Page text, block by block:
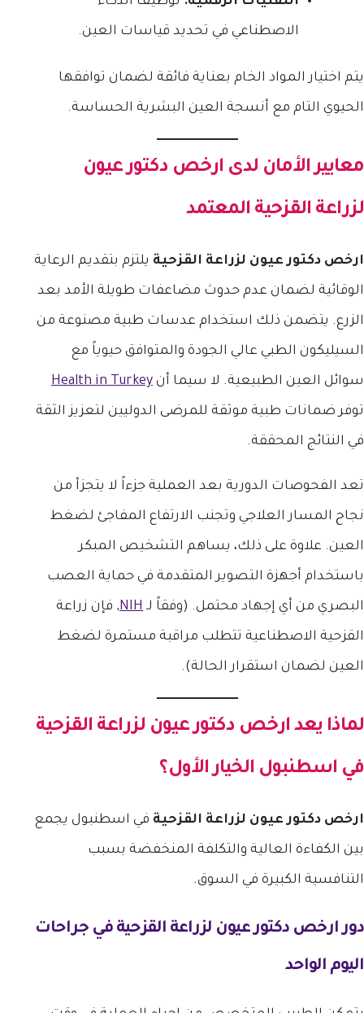
الاصطناعي في تحديد قياسات العين.
يتم اختيار المواد الخام بعناية فائقة لضمان توافقها
الحيوي التام مع أنسجة العين البشرية الحساسة.
معايير الأمان لدى ارخص دكتور عيون
لزراعة القزحية المعتمد
ارخص دكتور عيون لزراعة القزحية يلتزم بتقديم الرعاية
الوقائية لضمان عدم حدوث مضاعفات طويلة الأمد بعد
الزرع. يتضمن ذلك استخدام عدسات طبية مصنوعة من
السيليكون الطبي عالي الجودة والمتوافق حيوياً مع
سوائل العين الطبيعية. لا سيما أن Health in Turkey
توفر ضمانات طبية موثقة للمرضى الدوليين لتعزيز الثقة
في النتائج المحققة.
تعد الفحوصات الدورية بعد العملية جزءاً لا يتجزأ من
نجاح المسار العلاجي وتجنب الارتفاع المفاجئ لضغط
العين. علاوة على ذلك، يساهم التشخيص المبكر
باستخدام أجهزة التصوير المتقدمة في حماية العصب
البصري من أي إجهاد محتمل. (وفقاً لـ NIH, فإن زراعة
القزحية الاصطناعية تتطلب مراقبة مستمرة لضغط
العين لضمان استقرار الحالة).
لماذا يعد ارخص دكتور عيون لزراعة القزحية
في اسطنبول الخيار الأول؟
ارخص دكتور عيون لزراعة القزحية في اسطنبول يجمع
بين الكفاءة العالية والتكلفة المنخفضة بسبب
التنافسية الكبيرة في السوق.
دورارخص دكتور عيون لزراعة القزحية في جراحات
اليوم الواحد